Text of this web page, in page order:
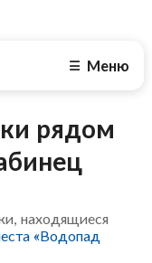
☰ Меню
рядом
находящиеся
«Водопад